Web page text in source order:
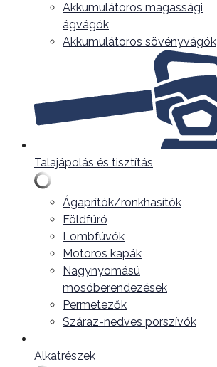
Akkumulátoros magassági
ágvágók
Akkumulátoros sövényvágók
Talajápolás és tisztítás
Ágaprítók/rönkhasítók
Földfúró
Lombfúvók
Motoros kapák
Nagynyomású
mosóberendezések
Permetezők
Száraz-nedves porszívók
Alkatrészek